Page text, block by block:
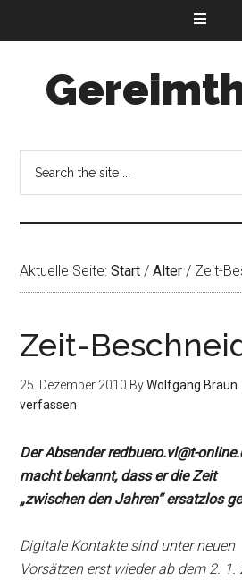
Aktuelle Seite:Start / Alter / Zeit-
Zeit-
25. Dezember 2010 ByWolfgang Bräun
verfassen
Der Absender redbuero.vl@t-
macht bekannt, dass er die Zeit
„zwischen den Jahren“ ersatzlos
Digitale Kontakte sind unter neuen
Vorsätzen erst wieder ab dem 2.